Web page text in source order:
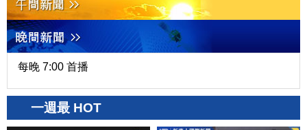
每晚 7:00 首播
一週最 HOT